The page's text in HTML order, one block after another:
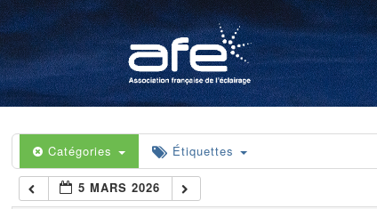
Catégories Étiquettes
5 MARS 2026
4 h 00 min
5 h 00 min
6 h 00 min
7 h 00 min